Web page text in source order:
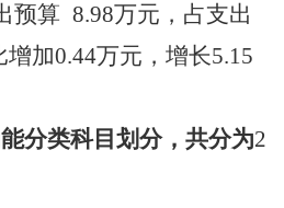
预算 8.98万元，占支出
增加0.44万元， 增长5.15
分类科目划分，共分为2